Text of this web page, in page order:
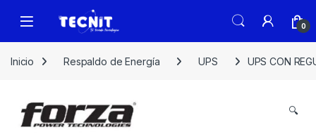
0
Inicio Respaldo de Energía UPS UPS CON
🔍